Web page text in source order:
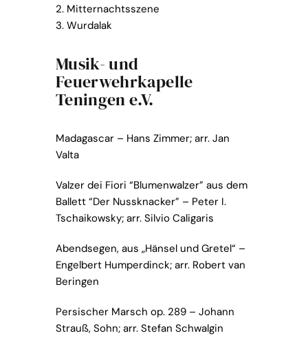
2. Mitternachtsszene
3. Wurdalak
Musik- und
Feuerwehrkapelle
Teningen e.V.
Madagascar – Hans Zimmer; arr. Jan
Valta
Valzer dei Fiori “Blumenwalzer” aus dem
Ballett “Der Nussknacker” – Peter I.
Tschaikowsky; arr. Silvio Caligaris
Abendsegen, aus „Hänsel und Gretel“ –
Engelbert Humperdinck; arr. Robert van
Beringen
Persischer Marsch op. 289 – Johann
Strauß, Sohn; arr. Stefan Schwalgin